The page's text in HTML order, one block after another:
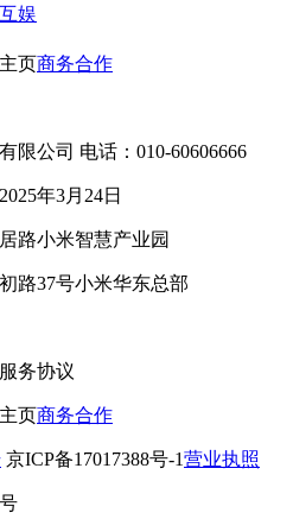
娱
页商务合作
限公司 电话：010-60606666
年3月24日
路小米智慧产业园
路37号小米华东总部
务协议
页商务合作
京ICP备17017388号-1营业执照